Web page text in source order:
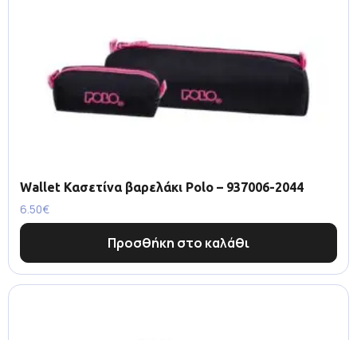
Wallet Κασετίνα βαρελάκι Polo – 937006-2044
6.50€
Προσθήκη στο καλάθι